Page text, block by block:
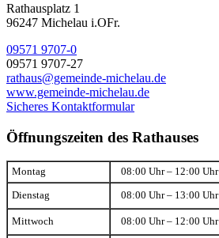
Rathausplatz 1
96247 Michelau i.OFr.
09571 9707-0
09571 9707-27
rathaus@gemeinde-michelau.de
www.gemeinde-michelau.de
Sicheres Kontaktformular
Öffnungszeiten des Rathauses
Montag 08:00 Uhr – 12:00 Uhr
Dienstag 08:00 Uhr – 13:00 Uhr
Mittwoch 08:00 Uhr – 12:00 Uhr